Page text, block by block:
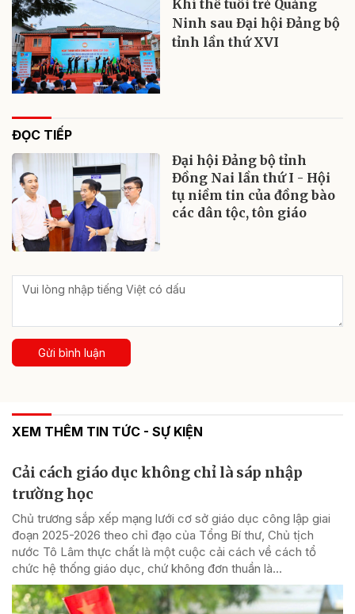
Khí thế tuổi trẻ Quảng
Ninh sau Đại hội Đảng bộ
tỉnh lần thứ XVI
ĐỌC TIẾP
Đại hội Đảng bộ tỉnh
Đồng Nai lần thứ I - Hội
tụ niềm tin của đồng bào
các dân tộc, tôn giáo
Gửi bình luận
XEM THÊM TIN TỨC - SỰ KIỆN
Cải cách giáo dục không chỉ là sáp nhập
trường học
Chủ trương sắp xếp mạng lưới cơ sở giáo dục công lập giai
đoạn 2025-2026 theo chỉ đạo của Tổng Bí thư, Chủ tịch
nước Tô Lâm thực chất là một cuộc cải cách về cách tổ
chức hệ thống giáo dục, chứ không đơn thuần là...